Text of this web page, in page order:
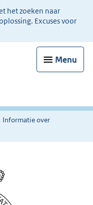
het zoeken naar
Excuses voor
Menu
Informatie over